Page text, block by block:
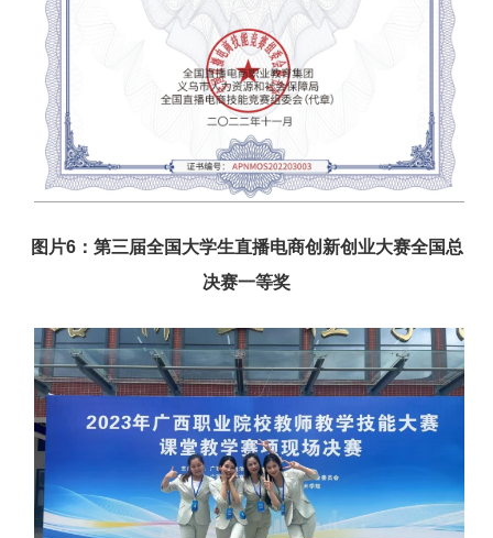
图片6：第三届全国大学生直播电商创新创业大赛全国总
决赛一等奖